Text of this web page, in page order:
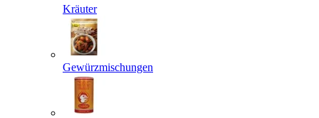
Kräuter
Gewürzmischungen